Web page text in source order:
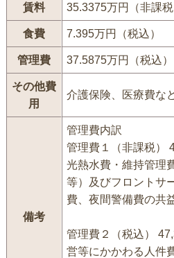
賃料 35.3375万円（非課税
食費 7.395万円（税込）
管理費 37.5875万円（税込）
その他費
用
介護保険、医療費な
備考
管理費内訳
管理費１（非課税）
光熱水費・維持管理
等）及びフロントサ
費、夜間警備費の共
管理費２（税込）
営等にかかわる人件